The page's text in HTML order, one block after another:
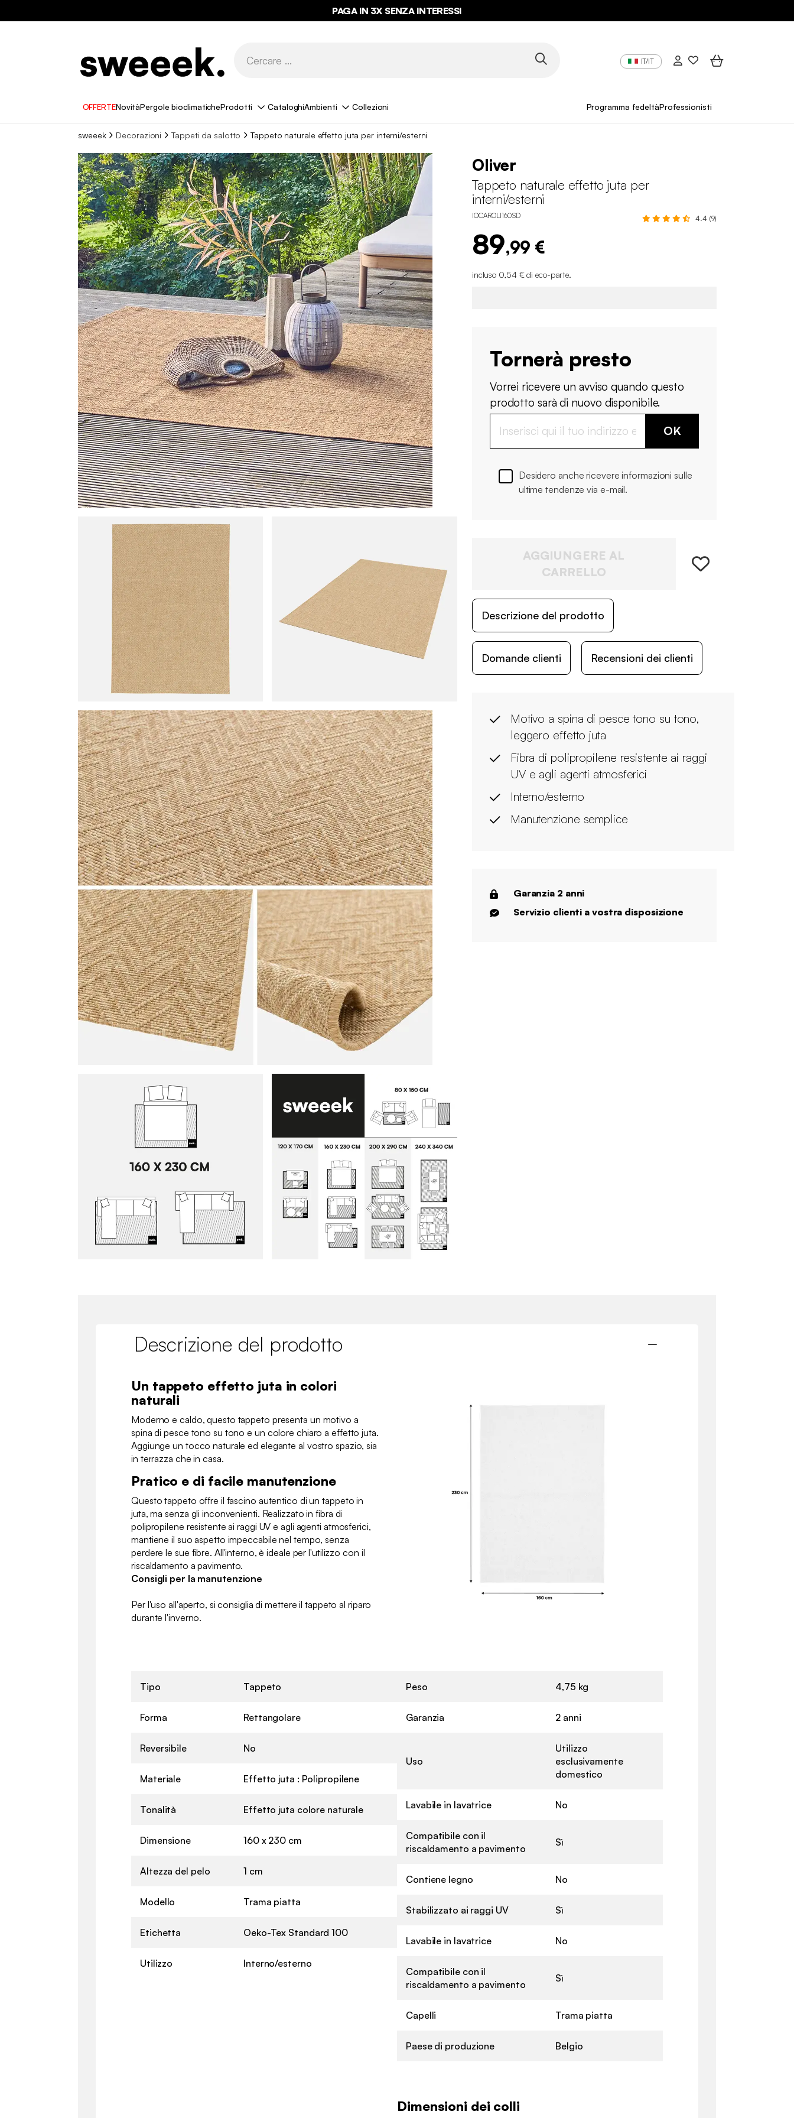
PAGA IN 3X SENZA INTERESSI
IT/IT
OFFERTENovitàPergole bioclimaticheProdotti CataloghiAmbienti Collezioni Programma fedeltàProfessionisti
sweeek Decorazioni Tappeti da salotto Tappeto naturale effetto juta per interni/esterni
Oliver
Tappeto naturale effetto juta per
interni/esterni
IOCAROLI160SD 4.4 (9)
89,99 €
incluso 0,54 € di eco-parte.
Tornerà presto
Vorrei ricevere un avviso quando questo
prodotto sarà di nuovo disponibile.
OK
Desidero anche ricevere informazioni sulle
ultime tendenze via e-mail.
AGGIUNGERE AL
CARRELLO
Descrizione del prodotto
Domande clienti Recensioni dei clienti
Motivo a spina di pesce tono su tono,
leggero effetto juta
Fibra di polipropilene resistente ai raggi
UV e agli agenti atmosferici
Interno/esterno
Manutenzione semplice
Garanzia 2 anni
Servizio clienti a vostra disposizione
Descrizione del prodotto
Un tappeto effetto juta in colori
naturali
Moderno e caldo, questo tappeto presenta un motivo a
spina di pesce tono su tono e un colore chiaro a effetto juta.
Aggiunge un tocco naturale ed elegante al vostro spazio, sia
in terrazza che in casa.
Pratico e di facile manutenzione
Questo tappeto offre il fascino autentico di un tappeto in
juta, ma senza gli inconvenienti. Realizzato in fibra di
polipropilene resistente ai raggi UV e agli agenti atmosferici,
mantiene il suo aspetto impeccabile nel tempo, senza
perdere le sue fibre. All'interno, è ideale per l'utilizzo con il
riscaldamento a pavimento.
Consigli per la manutenzione
Per l'uso all'aperto, si consiglia di mettere il tappeto al riparo
durante l'inverno.
Tipo Tappeto
Forma Rettangolare
Reversibile No
Materiale Effetto juta : Polipropilene
Tonalità Effetto juta colore naturale
Dimensione 160 x 230 cm
Altezza del pelo 1 cm
Modello Trama piatta
Etichetta Oeko-Tex Standard 100
Utilizzo Interno/esterno
Peso 4,75 kg
Garanzia 2 anni
Uso
Utilizzo
esclusivamente
domestico
Lavabile in lavatrice No
Compatibile con il
riscaldamento a pavimento
Sì
Contiene legno No
Stabilizzato ai raggi UV Sì
Lavabile in lavatrice No
Compatibile con il
riscaldamento a pavimento
Sì
Capelli Trama piatta
Paese di produzione Belgio
Dimensioni dei colli